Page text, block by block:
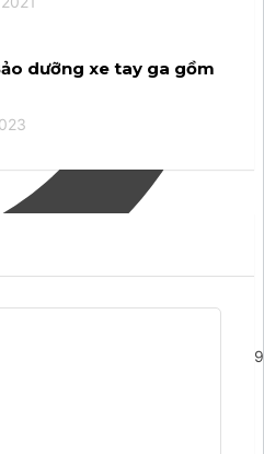
dưỡng xe tay ga gồm